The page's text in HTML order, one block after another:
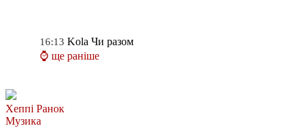
16:13 Kola Чи разом
⌚ ще раніше
Хеппі Ранок
Музика